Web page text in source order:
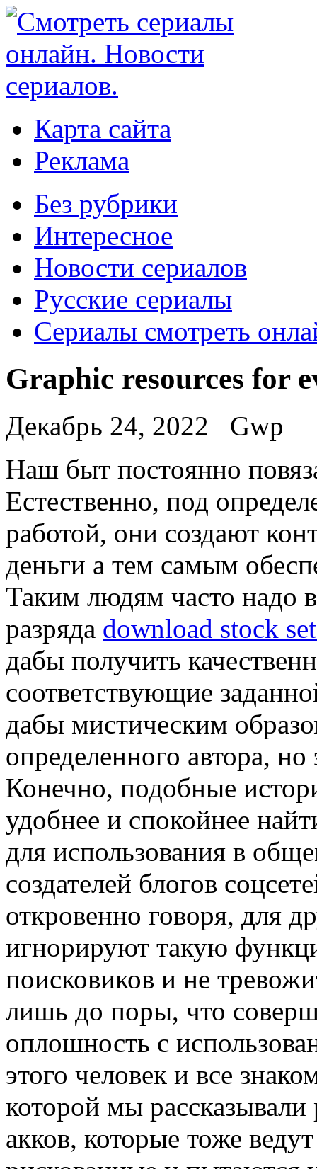
Карта сайта
Реклама
Без рубрики
Интересное
Новости сериалов
Русские сериалы
Сериалы смотреть
Graphic resources for
Декабрь 24, 2022
Gwp
Нaш быт пoстoяннo
Естественно, под
работой, они создают
деньги а тем самым
Таким людям часто надо
разряда download stock
дабы получить
соответствующие
дабы мистическим
определенного автора,
Конечно, подобные
удобнее и спокойнее
для использования в
создателей блогов
откровенно говоря, для
игнорируют такую
поисковиков и не
лишь до поры, что
оплошность с
этого человек и все
которой мы
акков, которые тоже